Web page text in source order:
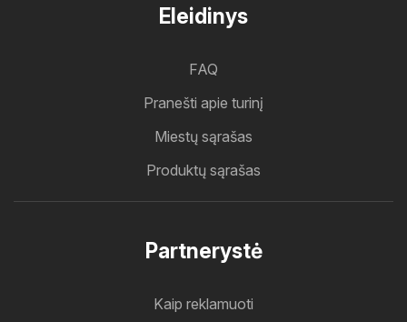
Eleidinys
FAQ
Pranešti apie turinį
Miestų sąrašas
Produktų sąrašas
Partnerystė
Kaip reklamuoti